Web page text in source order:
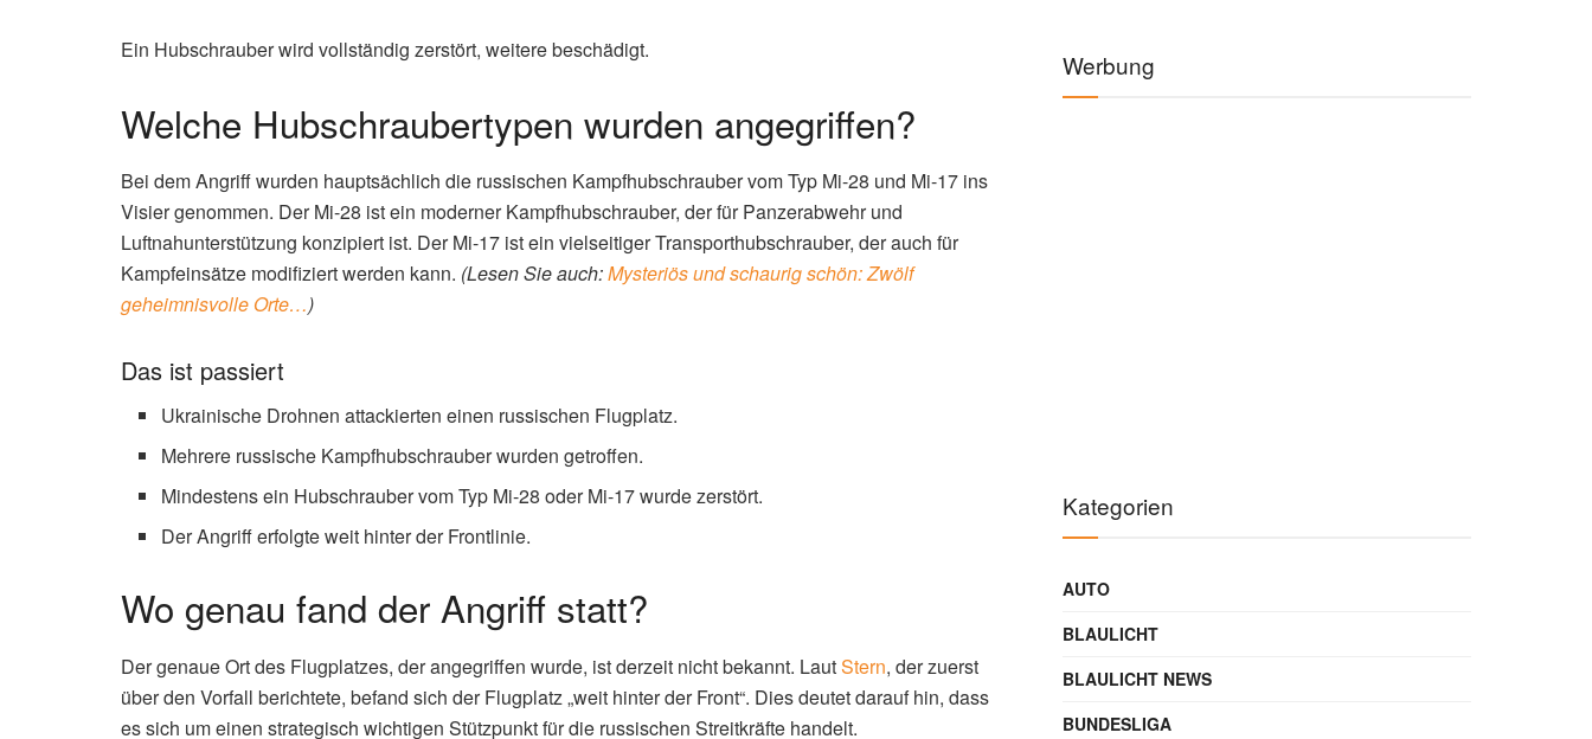
Ein Hubschrauber wird vollständig zerstört, weitere beschädigt.
Welche Hubschraubertypen wurden angegriffen?
Bei dem Angriff wurden hauptsächlich die russischen Kampfhubschrauber vom Typ Mi-28 und Mi-17 ins
Visier genommen. Der Mi-28 ist ein moderner Kampfhubschrauber, der für Panzerabwehr und
Luftnahunterstützung konzipiert ist. Der Mi-17 ist ein vielseitiger Transporthubschrauber, der auch für
Kampfeinsätze modifiziert werden kann. (Lesen Sie auch:Mysteriös und schaurig schön: Zwölf
geheimnisvolle Orte…)
Das ist passiert
Ukrainische Drohnen attackierten einen russischen Flugplatz.
Mehrere russische Kampfhubschrauber wurden getroffen.
Mindestens ein Hubschrauber vom Typ Mi-28 oder Mi-17 wurde zerstört.
Der Angriff erfolgte weit hinter der Frontlinie.
Wo genau fand der Angriff statt?
Der genaue Ort des Flugplatzes, der angegriffen wurde, ist derzeit nicht bekannt. LautStern, der zuerst
über den Vorfall berichtete, befand sich der Flugplatz „weit hinter der Front“. Dies deutet darauf hin, dass
es sich um einen strategisch wichtigen Stützpunkt für die russischen Streitkräfte handelt.
Werbung
Kategorien
AUTO
BLAULICHT
BLAULICHT NEWS
BUNDESLIGA